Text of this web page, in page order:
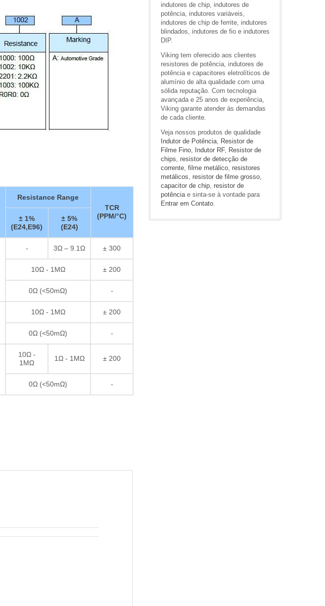
Resistance Range
TCR
(PPM/°C)
± 1%
(E24,E96)
± 5%
(E24)
- 3Ω – 9.1Ω ± 300
10Ω - 1MΩ ± 200
0Ω (<50mΩ) -
10Ω - 1MΩ ± 200
0Ω (<50mΩ) -
10Ω -
1MΩ
1Ω - 1MΩ ± 200
0Ω (<50mΩ) -
indutores de chip, indutores de
potência, indutores variáveis,
indutores de chip de ferrite, indutores
blindados, indutores de fio e indutores
DIP.
Viking tem oferecido aos clientes
resistores de potência, indutores de
potência e capacitores eletrolíticos de
alumínio de alta qualidade com uma
sólida reputação. Com tecnologia
avançada e 25 anos de experiência,
Viking garante atender às demandas
de cada cliente.
Veja nossos produtos de qualidade
Indutor de Potência, Resistor de
Filme Fino, Indutor RF, Resistor de
chips, resistor de detecção de
corrente, filme metálico, resistores
metálicos, resistor de filme grosso,
capacitor de chip, resistor de
potênciae sinta-se à vontade para
Entrar em Contato.